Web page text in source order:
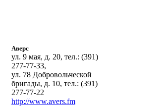
Аверс
ул. 9 мая, д. 20, тел.: (391)
277-77-33,
ул. 78 Добровольческой
бригады, д. 10, тел.: (391)
277-77-22
http://www.avers.fm